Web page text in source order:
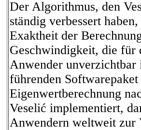
Der Algorithmus, den
ständig verbessert
Exaktheit der
Geschwindigkeit, die für
Anwender
führenden Softwarepaket
Eigenwertberechnung
Veselić implementiert,
Anwendern weltweit zur